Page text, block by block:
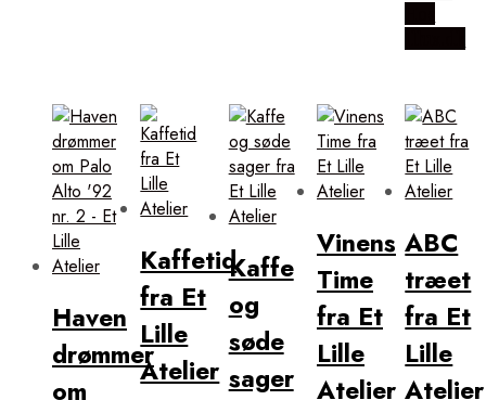
Haven
drømmer
om
Kaffetid
fra Et
Lille
Atelier
Kaffe
og
søde
sager
Vinens
Time
fra Et
Lille
Atelier
ABC
træet
fra Et
Lille
Atelier